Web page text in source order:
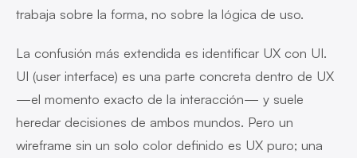
trabaja sobre la forma, no sobre la lógica de uso.
La confusión más extendida es identificar UX con UI.
UI (user interface) es una parte concreta dentro de UX
—el momento exacto de la interacción— y suele
heredar decisiones de ambos mundos. Pero un
wireframe sin un solo color definido es UX puro; una